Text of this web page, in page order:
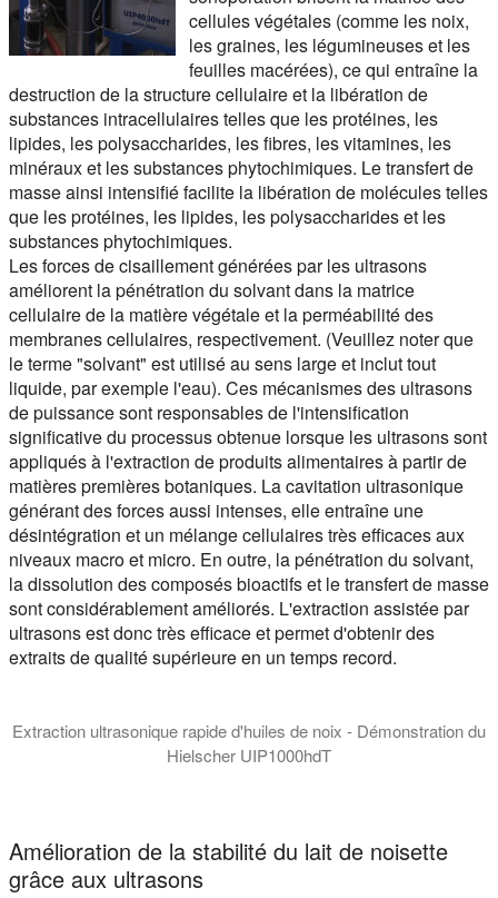
cellules végétales (comme les noix,
les graines, les légumineuses et les
feuilles macérées), ce qui entraîne la
destruction de la structure cellulaire et la libération de
substances intracellulaires telles que les protéines, les
lipides, les polysaccharides, les fibres, les vitamines, les
minéraux et les substances phytochimiques. Le transfert de
masse ainsi intensifié facilite la libération de molécules telles
que les protéines, les lipides, les polysaccharides et les
substances phytochimiques.
Les forces de cisaillement générées par les ultrasons
améliorent la pénétration du solvant dans la matrice
cellulaire de la matière végétale et la perméabilité des
membranes cellulaires, respectivement. (Veuillez noter que
le terme "solvant" est utilisé au sens large et inclut tout
liquide, par exemple l'eau). Ces mécanismes des ultrasons
de puissance sont responsables de l'intensification
significative du processus obtenue lorsque les ultrasons sont
appliqués à l'extraction de produits alimentaires à partir de
matières premières botaniques. La cavitation ultrasonique
générant des forces aussi intenses, elle entraîne une
désintégration et un mélange cellulaires très efficaces aux
niveaux macro et micro. En outre, la pénétration du solvant,
la dissolution des composés bioactifs et le transfert de masse
sont considérablement améliorés. L'extraction assistée par
ultrasons est donc très efficace et permet d'obtenir des
extraits de qualité supérieure en un temps record.
Extraction ultrasonique rapide d'huiles de noix - Démonstration du
Hielscher UIP1000hdT
Amélioration de la stabilité du lait de noisette
grâce aux ultrasons